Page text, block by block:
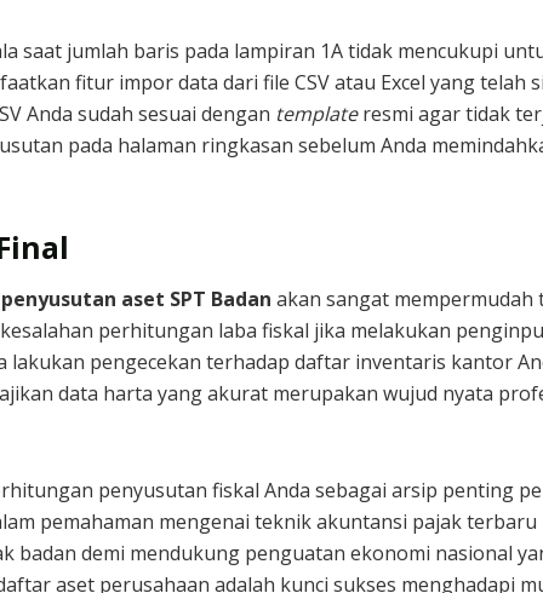
saat jumlah baris pada lampiran 1A tidak mencukupi
fitur impor data dari file CSV atau Excel yang telah
Anda sudah sesuai dengan templateresmi agar tidak
pada halaman ringkasan sebelum Anda
aset SPT Badan akan sangat
perhitungan laba fiskal jika melakukan
lakukan pengecekan terhadap daftar inventaris kantor
data harta yang akurat merupakan wujud nyata
penyusutan fiskal Anda sebagai arsip penting
pemahaman mengenai teknik akuntansi pajak
badan demi mendukung penguatan ekonomi nasional
aset perusahaan adalah kunci sukses menghadapi